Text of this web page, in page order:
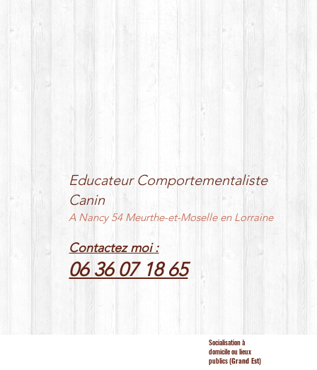
Educateur Comportementaliste
Canin
A Nancy 54 Meurthe-et-Moselle en Lorraine
Contactez moi :
06 36 07 18 65
Socialisation à
domicile ou lieux
publics (Grand Est)